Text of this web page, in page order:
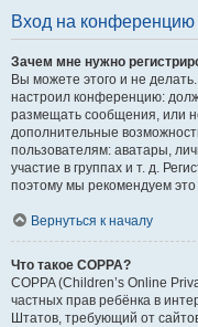
Вход на конференцию
Зачем мне нужно
Вы можете этого и не
настроил конференцию:
размещать сообщения, или
дополнительные
пользователям: аватары,
участие в группах и т. д.
поэтому мы рекомендуем это
Вернуться к началу
Что такое COPPA?
COPPA (Children’s Online
частных прав ребёнка в
Штатов, требующий от